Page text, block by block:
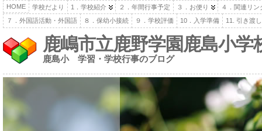
HOME 学校だより 1．学校紹介 ２．年間行事予定 ３．お便り
４．関連リン
７．外国語活動・外国語
８．保幼小接続 ９．学校評価 10．入学準備 11. 引き渡
鹿嶋市立鹿野学園鹿島小学
鹿島小 学習・学校行事のブログ